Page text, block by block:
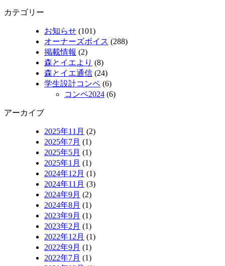
カテゴリー
お知らせ (101)
オーナーズボイス (288)
掲載情報 (2)
森とイエより (8)
森とイエ通信 (24)
学生設計コンペ (6)
コンペ2024 (6)
アーカイブ
2025年11月 (2)
2025年7月 (1)
2025年5月 (1)
2025年1月 (1)
2024年12月 (1)
2024年11月 (3)
2024年9月 (2)
2024年8月 (1)
2023年9月 (1)
2023年2月 (1)
2022年12月 (1)
2022年9月 (1)
2022年7月 (1)